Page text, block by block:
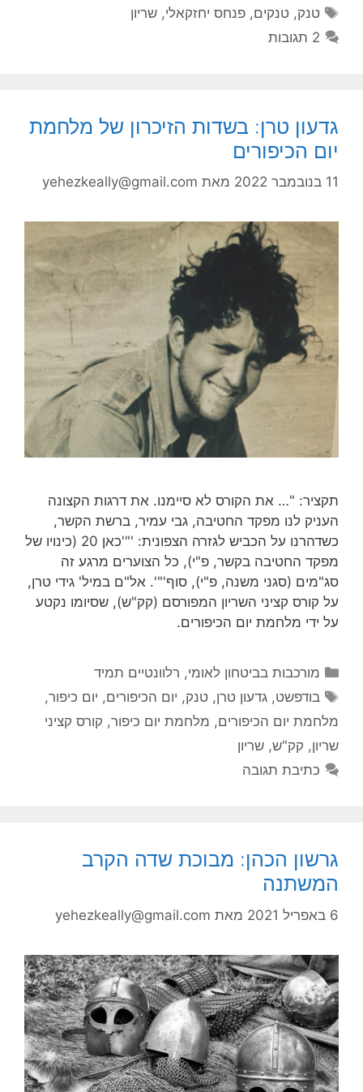
תגיות
טנק,טנקים,פנחס יחזקאלי,שריון
2 תגובות
גדעון טרן: בשדות הזיכרון של מלחמת
יום הכיפורים
11 בנובמבר 2022 מאת yehezkeally@gmail.com
תקציר: "… את הקורס לא סיימנו. את דרגות הקצונה
העניק לנו מפקד החטיבה, גבי עמיר, ברשת הקשר,
כשדהרנו על הכביש לגזרה הצפונית: '"'כאן 20 (כינויו של
מפקד החטיבה בקשר, פ"י), כל הצוערים מרגע זה
סג"מים (סגני משנה, פ"י), סוף'"'. אל"ם במיל' גידי טרן,
על קורס קציני השריון המפורסם (קק"ש), שסיומו נקטע
על ידי מלחמת יום הכיפורים.
קטגוריות
מורכבות בביטחון לאומי, רלוונטיים תמיד
תגיות
בודפשט,גדעון טרן,טנק, יום הכיפורים, יום כיפור,
מלחמת יום הכיפורים, מלחמת יום כיפור, קורס קציני
שריון, קק"ש, שריון
כתיבת תגובה
גרשון הכהן: מבוכת שדה הקרב
המשתנה
6 באפריל 2021 מאת yehezkeally@gmail.com